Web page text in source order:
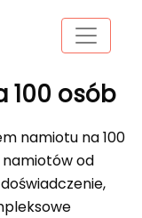
100 osób
namiotu na 100
namiotów od